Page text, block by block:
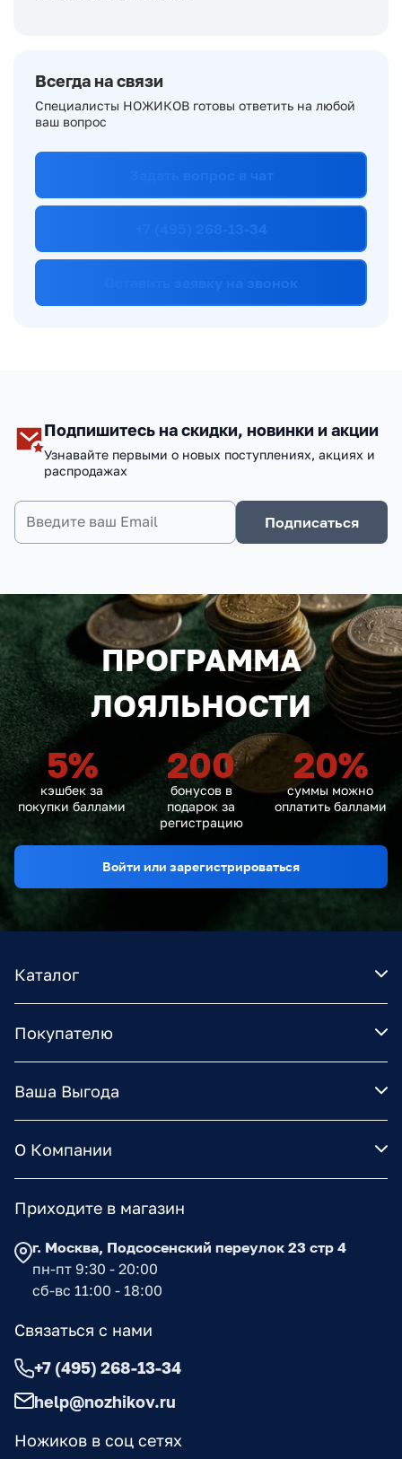
Всегда на связи
Специалисты НОЖИКОВ готовы ответить на любой
ваш вопрос
Подпишитесь на скидки, новинки и акции
Узнавайте первыми о новых поступлениях, акциях и
распродажах
Подписаться
ПРОГРАММА
ЛОЯЛЬНОСТИ
5%
кэшбек за
покупки баллами
200
бонусов в
подарок за
регистрацию
20%
суммы можно
оплатить баллами
Войти или зарегистрироваться
Каталог
Покупателю
Ваша Выгода
О Компании
Ножиков в соц сетях
Приходите в магазин
г. Москва, Подсосенский переулок 23 стр 4
пн-пт 9:30 - 20:00
сб-вс 11:00 - 18:00
Связаться с нами
+7 (495) 268-13-34
help@nozhikov.ru